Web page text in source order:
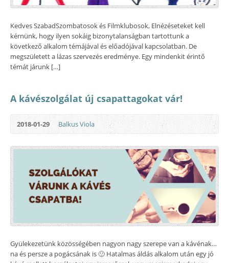
Kedves SzabadSzombatosok és Filmklubosok, Elnézéseteket kell
kérnünk, hogy ilyen sokáig bizonytalanságban tartottunk a
következő alkalom témájával és előadójával kapcsolatban. De
megszületett a lázas szervezés eredménye. Egy mindenkit érintő
témát járunk […]
A kávészolgálat új csapattagokat vár!
2018-01-29 Balkus Viola
Gyülekezetünk közösségében nagyon nagy szerepe van a kávénak…
na és persze a pogácsának is 🙂 Hatalmas áldás alkalom után egy jó